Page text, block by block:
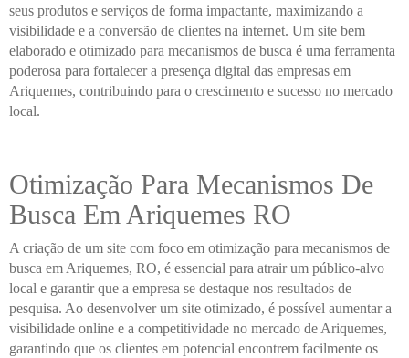
seus produtos e serviços de forma impactante, maximizando a
visibilidade e a conversão de clientes na internet. Um site bem
elaborado e otimizado para mecanismos de busca é uma ferramenta
poderosa para fortalecer a presença digital das empresas em
Ariquemes, contribuindo para o crescimento e sucesso no mercado
local.
Otimização Para Mecanismos De
Busca Em Ariquemes RO
A criação de um site com foco em otimização para mecanismos de
busca em Ariquemes, RO, é essencial para atrair um público-alvo
local e garantir que a empresa se destaque nos resultados de
pesquisa. Ao desenvolver um site otimizado, é possível aumentar a
visibilidade online e a competitividade no mercado de Ariquemes,
garantindo que os clientes em potencial encontrem facilmente os